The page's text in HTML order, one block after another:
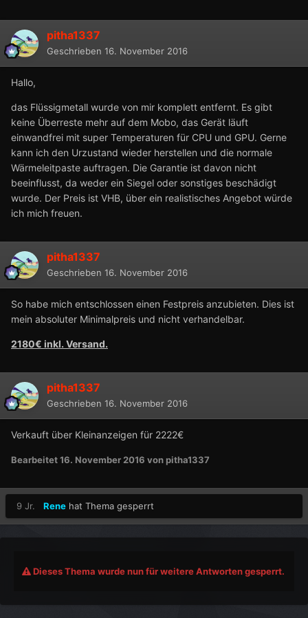
pitha1337
Geschrieben 16. November 2016
Hallo,
das Flüssigmetall wurde von mir komplett entfernt. Es gibt
keine Überreste mehr auf dem Mobo, das Gerät läuft
einwandfrei mit super Temperaturen für CPU und GPU. Gerne
kann ich den Urzustand wieder herstellen und die normale
Wärmeleitpaste auftragen. Die Garantie ist davon nicht
beeinflusst, da weder ein Siegel oder sonstiges beschädigt
wurde. Der Preis ist VHB, über ein realistisches Angebot würde
ich mich freuen.
pitha1337
Geschrieben 16. November 2016
So habe mich entschlossen einen Festpreis anzubieten. Dies ist
mein absoluter Minimalpreis und nicht verhandelbar.
2180€ inkl. Versand.
pitha1337
Geschrieben 16. November 2016
Verkauft über Kleinanzeigen für 2222€
Bearbeitet16. November 2016 von pitha1337
9 Jr. Rene hat Thema gesperrt
Dieses Thema wurde nun für weitere Antworten gesperrt.